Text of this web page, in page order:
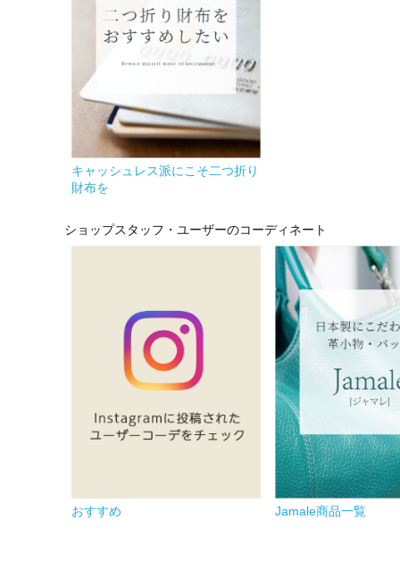
キャッシュレス派にこそ二つ折り
財布を
ショップスタッフ・ユーザーのコーディネート
おすすめ Jamale商品一覧